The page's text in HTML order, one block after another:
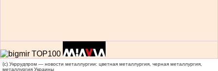
(c) Укррудпром — новости металлургии: цветная металлургия, черная металлургия,
металлургия Украины